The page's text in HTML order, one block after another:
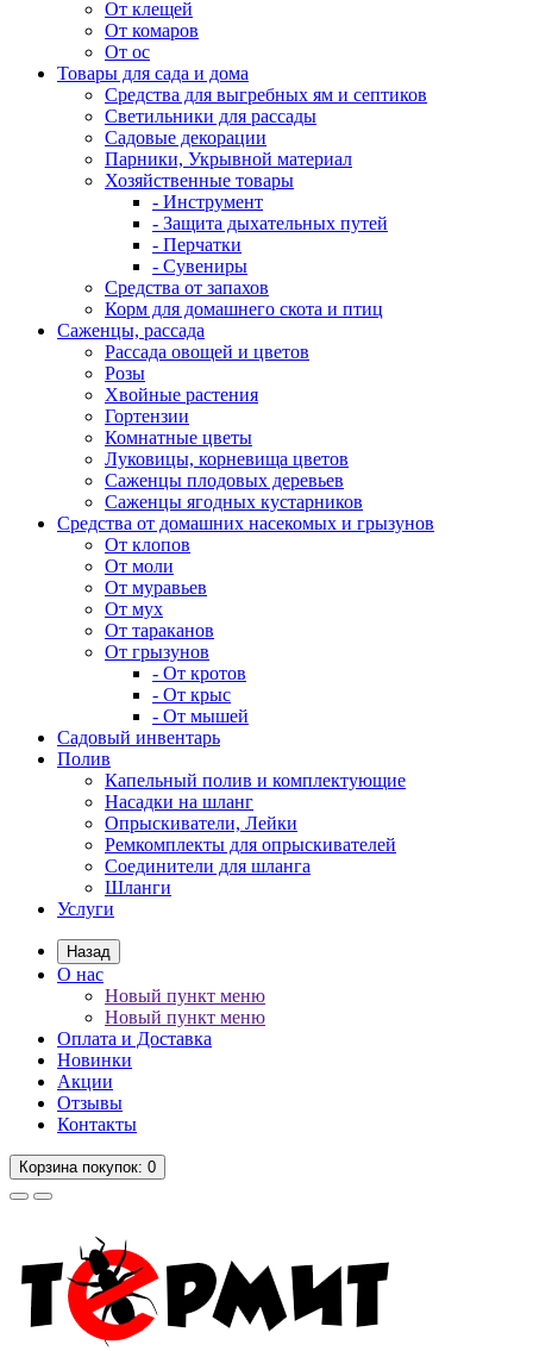
От клещей
От комаров
От ос
Товары для сада и дома
Средства для выгребных ям и септиков
Светильники для рассады
Садовые декорации
Парники, Укрывной материал
Хозяйственные товары
- Инструмент
- Защита дыхательных путей
- Перчатки
- Сувениры
Средства от запахов
Корм для домашнего скота и птиц
Саженцы, рассада
Рассада овощей и цветов
Розы
Хвойные растения
Гортензии
Комнатные цветы
Луковицы, корневища цветов
Саженцы плодовых деревьев
Саженцы ягодных кустарников
Средства от домашних насекомых и грызунов
От клопов
От моли
От муравьев
От мух
От тараканов
От грызунов
- От кротов
- От крыс
- От мышей
Садовый инвентарь
Полив
Капельный полив и комплектующие
Насадки на шланг
Опрыскиватели, Лейки
Ремкомплекты для опрыскивателей
Соединители для шланга
Шланги
Услуги
Назад
О нас
Новый пункт меню
Новый пункт меню
Оплата и Доставка
Новинки
Акции
Отзывы
Контакты
Корзинапокупок: 0